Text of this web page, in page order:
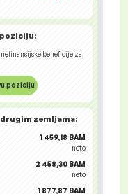
poziciju:
beneficije za
poziciju
drugim zemljama:
1 459,18 BAM
neto
2 458,30 BAM
neto
1 877,87 BAM